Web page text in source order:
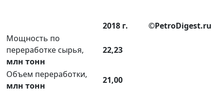
2018 г.
©PetroDigest.ru
Мощность по
переработке сырья,
млн тонн
22,23
Объем переработки,
млн тонн
21,00